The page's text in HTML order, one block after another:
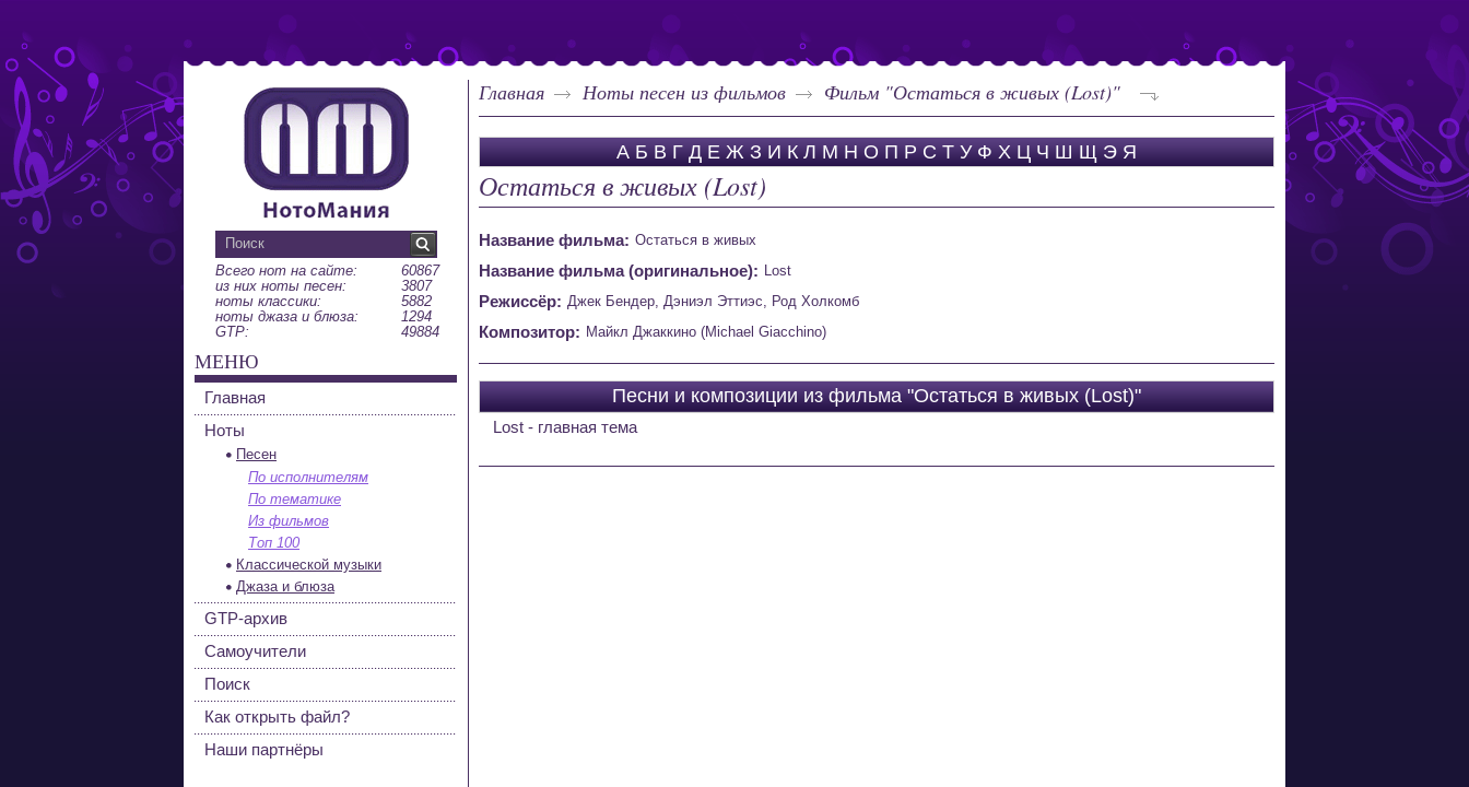
Главная Ноты песен из фильмов Фильм "Остаться в живых (Lost)"
А Б В Г Д Е Ж З И К Л М Н О П Р С Т У Ф Х Ц Ч Ш Щ Э Я
Остаться в живых (Lost)
Название фильма: Остаться в живых
Название фильма (оригинальное): Lost
Режиссёр: Джек Бендер, Дэниэл Эттиэс, Род Холкомб
Композитор: Майкл Джаккино (Michael Giacchino)
Песни и композиции из фильма "Остаться в живых (Lost)"
Lost - главная тема
Всего нот на сайте:
60867
из них ноты песен:
3807
ноты классики:
5882
ноты джаза и блюза:
1294
GTP:
49884
МЕНЮ
Главная
Ноты
Песен
По исполнителям
По тематике
Из фильмов
Топ 100
Классической музыки
Джаза и блюза
GTP-архив
Самоучители
Поиск
Как открыть файл?
Наши партнёры